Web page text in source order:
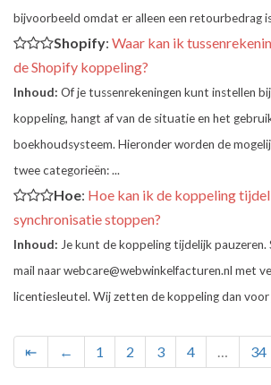
bijvoorbeeld omdat er alleen een retourbedrag
Shopify: Waar kan ik
de Shopify koppeling?
Inhoud: Of je tussenrekeningen kunt instellen
koppeling, hangt af van de situatie en het
boekhoudsysteem. Hieronder worden de
twee categorieën: ...
Hoe: Hoe kan ik de koppeling
synchronisatie stoppen?
Inhoud: Je kunt de koppeling tijdelijk
mail naar webcare@webwinkelfacturen.nl met
licentiesleutel. Wij zetten de koppeling dan voor
⇤ ← 1 2 3 4 … 34